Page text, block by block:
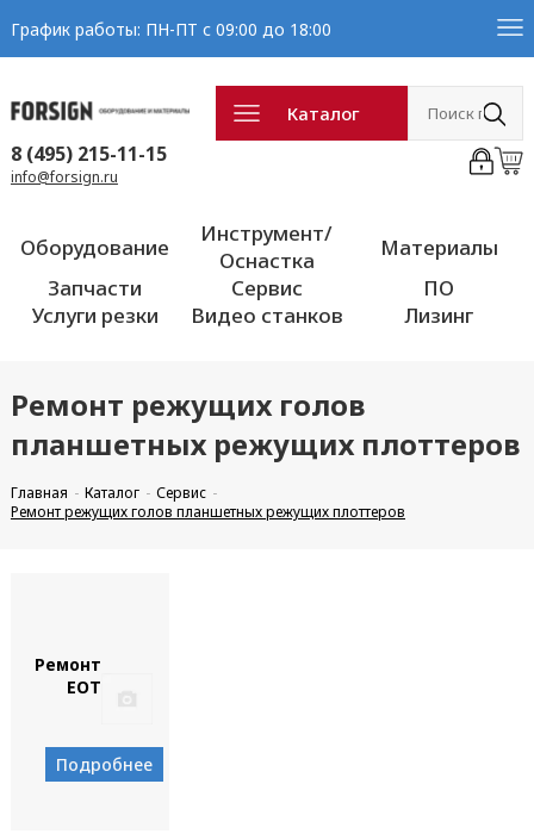
График работы: ПН-ПТ с 09:00 до 18:00
Каталог
8 (495) 215-11-15
info@forsign.ru
Оборудование
Инструмент/
Оснастка
Материалы
Запчасти
Сервис
ПО
Услуги резки
Видео станков Лизинг
Ремонт режущих голов
планшетных режущих плоттеров
Главная Каталог
Сервис
Ремонт режущих голов планшетных режущих плоттеров
Ремонт
EOT
Подробнее